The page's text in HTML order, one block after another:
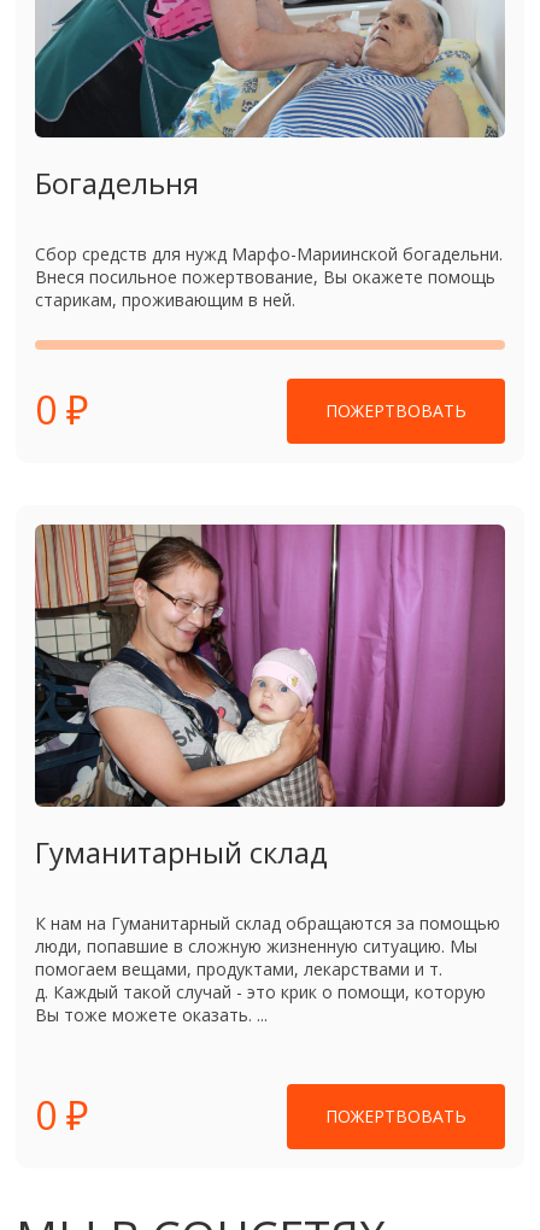
Богадельня
Сбор средств для нужд Марфо-Мариинской богадельни.
Внеся посильное пожертвование, Вы окажете помощь
старикам, проживающим в ней.
0 ₽ ПОЖЕРТВОВАТЬ
Гуманитарный склад
К нам на Гуманитарный склад обращаются за помощью
люди, попавшие в сложную жизненную ситуацию. Мы
помогаем вещами, продуктами, лекарствами и т.
д. Каждый такой случай - это крик о помощи, которую
Вы тоже можете оказать. ...
0 ₽ ПОЖЕРТВОВАТЬ